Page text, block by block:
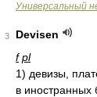
Универсальный
3
Devisen
f pl
1) девизы,
в иностранных